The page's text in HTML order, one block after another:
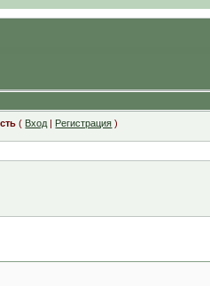
( Вход | Регистрация )